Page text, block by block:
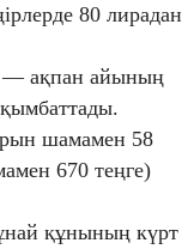
80 лирадан
— ақпан айының
шамамен 58
670 теңге)
құнының күрт